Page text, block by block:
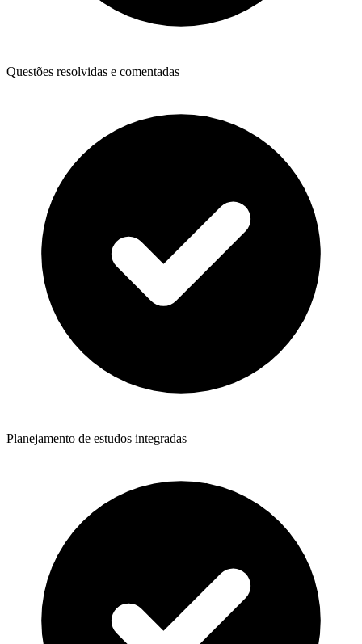
Questões resolvidas e comentadas
Planejamento de estudos integradas